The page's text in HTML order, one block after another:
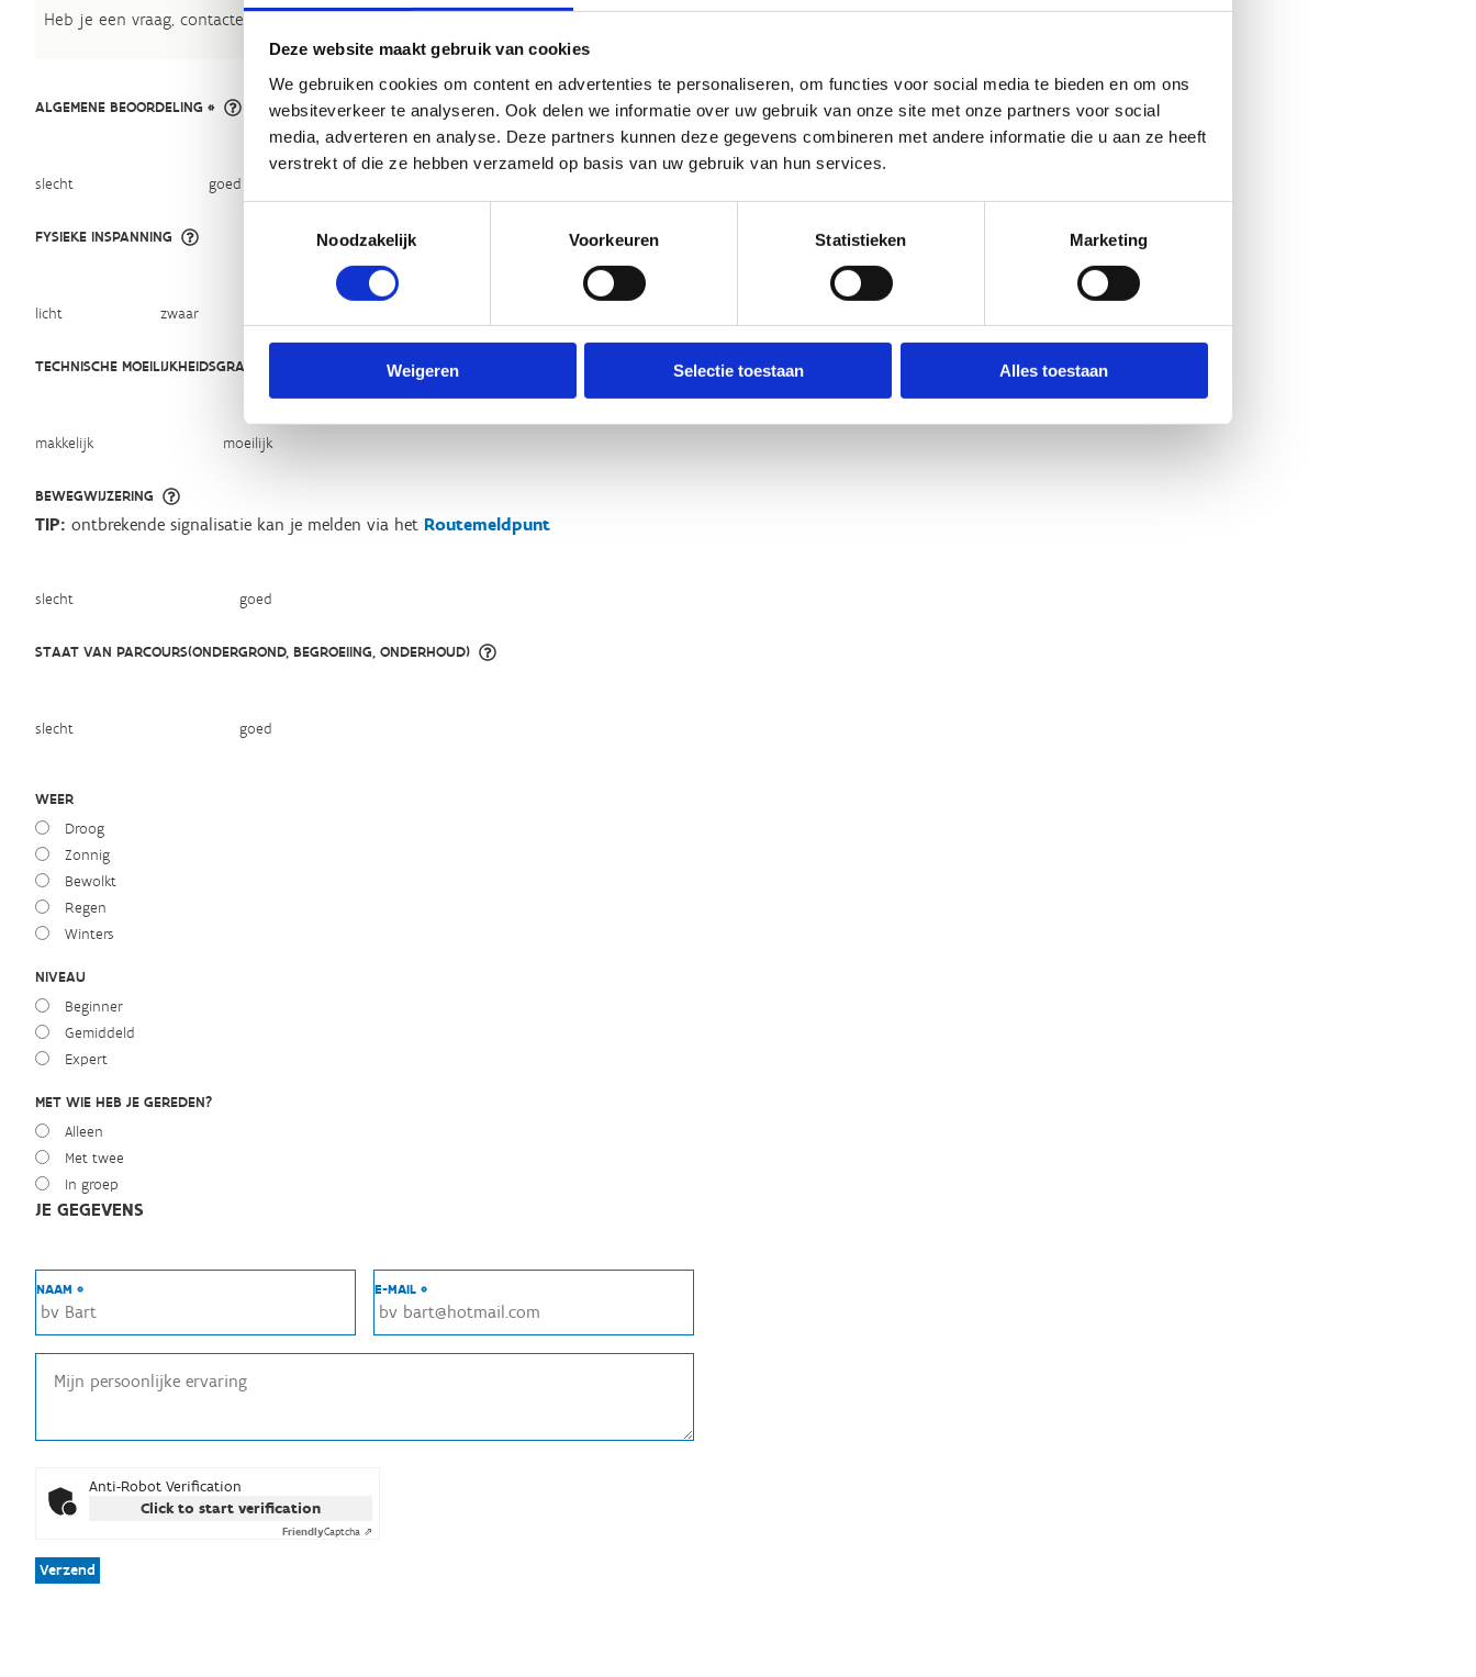
Deze website maakt gebruik van cookies
We gebruiken cookies om content en advertenties te personaliseren, om functies voor social media te bieden en om ons
websiteverkeer te analyseren. Ook delen we informatie over uw gebruik van onze site met onze partners voor social
media, adverteren en analyse. Deze partners kunnen deze gegevens combineren met andere informatie die u aan ze heeft
verstrekt of die ze hebben verzameld op basis van uw gebruik van hun services.
Noodzakelijk
Voorkeuren Statistieken Marketing
Weigeren Selectie toestaan Alles toestaan
Heb je een vraag, contacteer ons viasportievevrijetijd@sport.vlaanderen.​
ALGEMENE BEOORDELING *
slecht goed
FYSIEKE INSPANNING
licht zwaar
TECHNISCHE MOEILIJKHEIDSGRAAD
makkelijk moeilijk
BEWEGWIJZERING
slecht goed
TIP: ontbrekende signalisatie kan je melden via het Routemeldpunt
STAAT VAN PARCOURS(ONDERGROND, BEGROEIING, ONDERHOUD)
slecht goed
WEER
Droog
Zonnig
Bewolkt
Regen
Winters
NIVEAU
Beginner
Gemiddeld
Expert
MET WIE HEB JE GEREDEN?
Alleen
Met twee
In groep
JE GEGEVENS
NAAM * E-MAIL *
Anti-Robot Verification
Click to start verification
FriendlyCaptcha ⇗
Verzend